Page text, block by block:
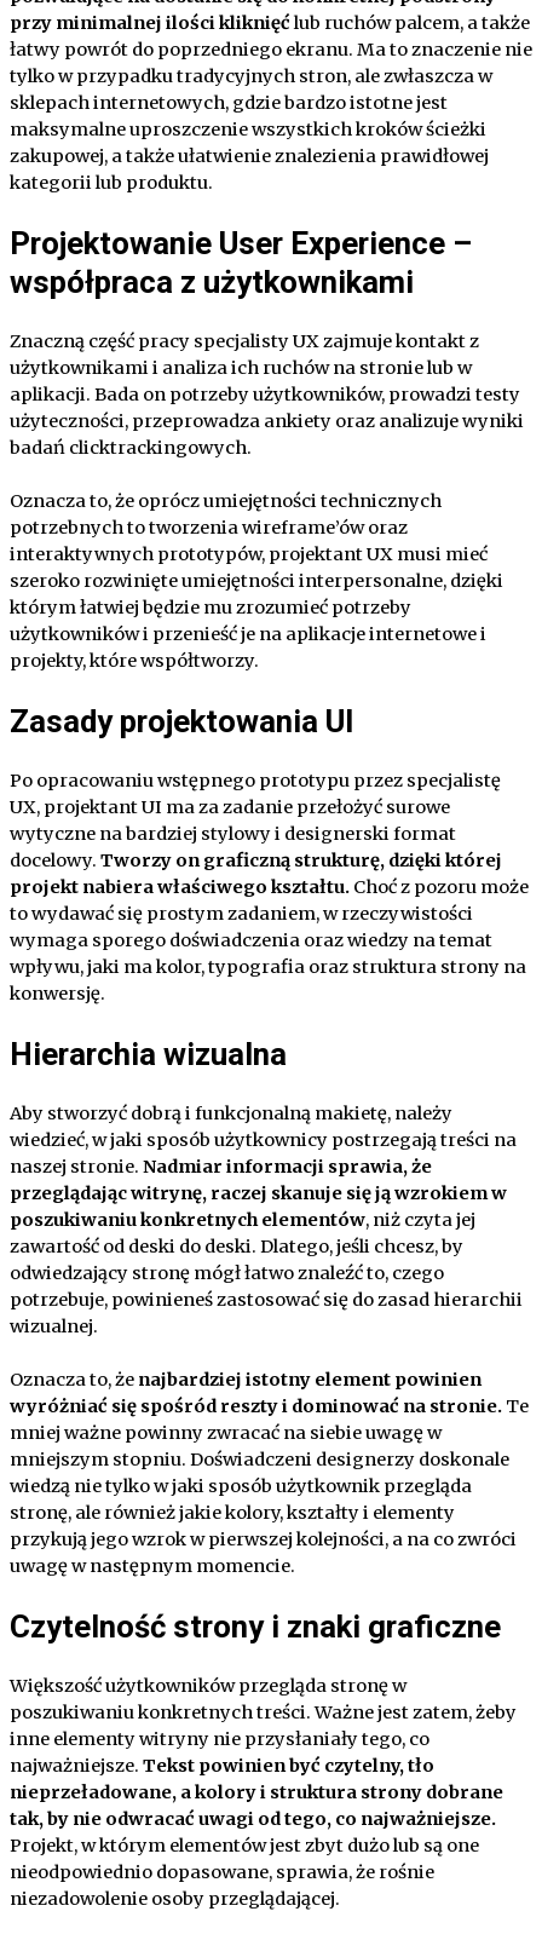
przy minimalnej ilości kliknięćlub ruchów palcem, a także
łatwy powrót do poprzedniego ekranu. Ma to znaczenie nie
tylko w przypadku tradycyjnych stron, ale zwłaszcza w
sklepach internetowych, gdzie bardzo istotne jest
maksymalne uproszczenie wszystkich kroków ścieżki
zakupowej, a także ułatwienie znalezienia prawidłowej
kategorii lub produktu.
Projektowanie User Experience –
współpraca z użytkownikami
Znaczną część pracy specjalisty UX zajmuje kontakt z
użytkownikami i analiza ich ruchów na stronie lub w
aplikacji. Bada on potrzeby użytkowników, prowadzi testy
użyteczności, przeprowadza ankiety oraz analizuje wyniki
badań clicktrackingowych.
Oznacza to, że oprócz umiejętności technicznych
potrzebnych to tworzenia wireframe’ów oraz
interaktywnych prototypów, projektant UX musi mieć
szeroko rozwinięte umiejętności interpersonalne, dzięki
którym łatwiej będzie mu zrozumieć potrzeby
użytkowników i przenieść je na aplikacje internetowe i
projekty, które współtworzy.
Zasady projektowania UI
Po opracowaniu wstępnego prototypu przez specjalistę
UX, projektant UI ma za zadanie przełożyć surowe
wytyczne na bardziej stylowy i designerski format
docelowy. Tworzy on graficzną strukturę, dzięki której
projekt nabiera właściwego kształtu. Choć z pozoru może
to wydawać się prostym zadaniem, w rzeczywistości
wymaga sporego doświadczenia oraz wiedzy na temat
wpływu, jaki ma kolor, typografia oraz struktura strony na
konwersję.
Hierarchia wizualna
Aby stworzyć dobrą i funkcjonalną makietę, należy
wiedzieć, w jaki sposób użytkownicy postrzegają treści na
naszej stronie. Nadmiar informacji sprawia, że
przeglądając witrynę, raczej skanuje się ją wzrokiem w
poszukiwaniu konkretnych elementów, niż czyta jej
zawartość od deski do deski. Dlatego, jeśli chcesz, by
odwiedzający stronę mógł łatwo znaleźć to, czego
potrzebuje, powinieneś zastosować się do zasad hierarchii
wizualnej.
Oznacza to, że najbardziej istotny element powinien
wyróżniać się spośród reszty i dominować na stronie. Te
mniej ważne powinny zwracać na siebie uwagę w
mniejszym stopniu. Doświadczeni designerzy doskonale
wiedzą nie tylko w jaki sposób użytkownik przegląda
stronę, ale również jakie kolory, kształty i elementy
przykują jego wzrok w pierwszej kolejności, a na co zwróci
uwagę w następnym momencie.
Czytelność strony i znaki graficzne
Większość użytkowników przegląda stronę w
poszukiwaniu konkretnych treści. Ważne jest zatem, żeby
inne elementy witryny nie przysłaniały tego, co
najważniejsze. Tekst powinien być czytelny, tło
nieprzeładowane, a kolory i struktura strony dobrane
tak, by nie odwracać uwagi od tego, co najważniejsze.
Projekt, w którym elementów jest zbyt dużo lub są one
nieodpowiednio dopasowane, sprawia, że rośnie
niezadowolenie osoby przeglądającej.